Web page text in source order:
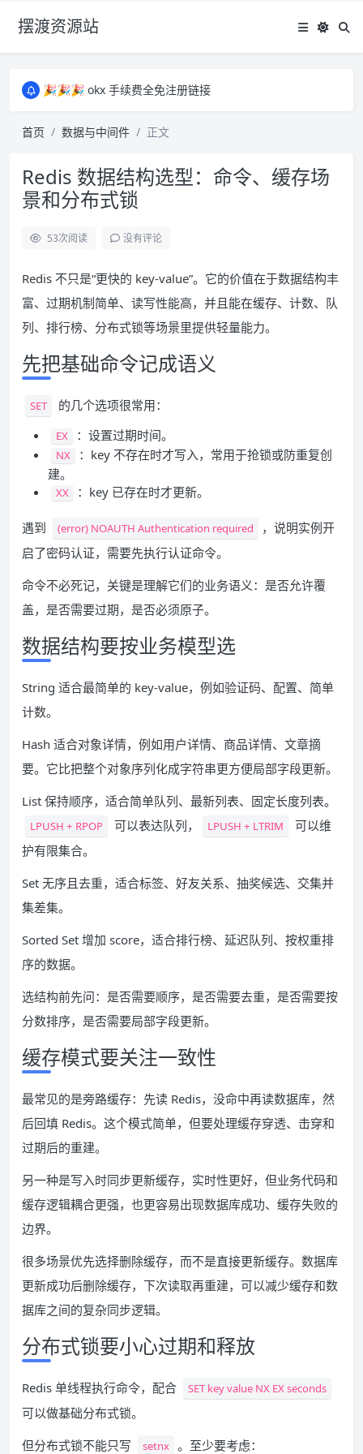
摆渡资源站
🎉🎉🎉 okx 手续费全免注册链接
所有资源均为免费网盘资源，资源失效请备注留言，感谢！
🎉🎉🎉 okx 手续费全免注册链接
首页 数据与中间件 正文
Redis 数据结构选型：命令、缓存场
景和分布式锁
53次阅读 没有评论
Redis 不只是“更快的 key-value”。它的价值在于数据结构丰
富、过期机制简单、读写性能高，并且能在缓存、计数、队
列、排行榜、分布式锁等场景里提供轻量能力。
先把基础命令记成语义
SET 的几个选项很常用：
EX ：设置过期时间。
NX
：key 不存在时才写入，常用于抢锁或防重复创
建。
XX ：key 已存在时才更新。
遇到 (error) NOAUTH Authentication required
，说明实例开
启了密码认证，需要先执行认证命令。
命令不必死记，关键是理解它们的业务语义：是否允许覆
盖，是否需要过期，是否必须原子。
数据结构要按业务模型选
String 适合最简单的 key-value，例如验证码、配置、简单
计数。
Hash 适合对象详情，例如用户详情、商品详情、文章摘
要。它比把整个对象序列化成字符串更方便局部字段更新。
List 保持顺序，适合简单队列、最新列表、固定长度列表。
LPUSH + RPOP 可以表达队列， LPUSH + LTRIM
可以维
护有限集合。
Set 无序且去重，适合标签、好友关系、抽奖候选、交集并
集差集。
Sorted Set 增加 score，适合排行榜、延迟队列、按权重排
序的数据。
选结构前先问：是否需要顺序，是否需要去重，是否需要按
分数排序，是否需要局部字段更新。
缓存模式要关注一致性
最常见的是旁路缓存：先读 Redis，没命中再读数据库，然
后回填 Redis。这个模式简单，但要处理缓存穿透、击穿和
过期后的重建。
另一种是写入时同步更新缓存，实时性更好，但业务代码和
缓存逻辑耦合更强，也更容易出现数据库成功、缓存失败的
边界。
很多场景优先选择删除缓存，而不是直接更新缓存。数据库
更新成功后删除缓存，下次读取再重建，可以减少缓存和数
据库之间的复杂同步逻辑。
分布式锁要小心过期和释放
Redis 单线程执行命令，配合 SET key value NX EX seconds
可以做基础分布式锁。
但分布式锁不能只写
setnx 。至少要考虑：